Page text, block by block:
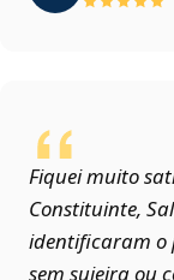
Fiquei muito
Constituinte,
identificaram o
sem sujeira ou